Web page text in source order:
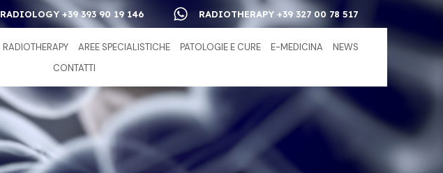
RADIOLOGY +39 393 90 19 146 RADIOTHERAPY +39 327 00 78 517
RADIOTHERAPY AREE SPECIALISTICHE PATOLOGIE E CURE E-MEDICINA
NEWS
CONTATTI